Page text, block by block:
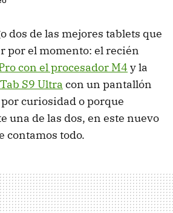
dos de las mejores tablets que
por el momento: el recién
con el procesador M4 y la
S9 Ultra con un pantallón
curiosidad o porque
una de las dos, en este nuevo
contamos todo.